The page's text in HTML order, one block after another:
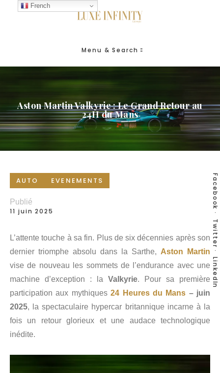
Menu & Search
Aston Martin Valkyrie : Le Grand Retour au
24H du Mans
Facebook
Twitter
LinkedIn
AUTO EVENEMENTS
Publié
11 juin 2025
L’attente touche à sa fin. Plus de six décennies après son
dernier triomphe absolu dans la Sarthe, Aston Martin
vise de nouveau les sommets de l’endurance avec une
machine d’exception : la Valkyrie. Pour sa première
participation aux mythiques24 Heures du Mans – juin
2025, la spectaculaire hypercar britannique incarne à la
fois un retour glorieux et une audace technologique
inédite.
French